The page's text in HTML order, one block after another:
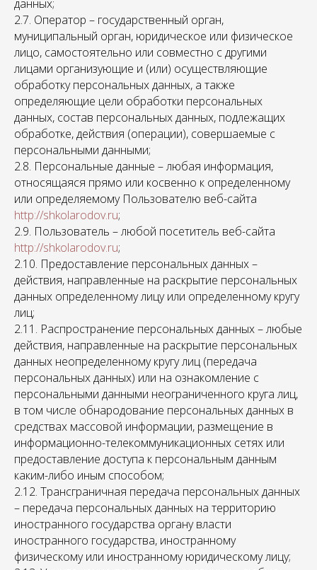
данных;
2.7. Оператор – государственный орган,
муниципальный орган, юридическое или физическое
лицо, самостоятельно или совместно с другими
лицами организующие и (или) осуществляющие
обработку персональных данных, а также
определяющие цели обработки персональных
данных, состав персональных данных, подлежащих
обработке, действия (операции), совершаемые с
персональными данными;
2.8. Персональные данные – любая информация,
относящаяся прямо или косвенно к определенному
или определяемому Пользователю веб-сайта
http://shkolarodov.ru;
2.9. Пользователь – любой посетитель веб-сайта
http://shkolarodov.ru;
2.10. Предоставление персональных данных –
действия, направленные на раскрытие персональных
данных определенному лицу или определенному кругу
лиц;
2.11. Распространение персональных данных – любые
действия, направленные на раскрытие персональных
данных неопределенному кругу лиц (передача
персональных данных) или на ознакомление с
персональными данными неограниченного круга лиц,
в том числе обнародование персональных данных в
средствах массовой информации, размещение в
информационно-телекоммуникационных сетях или
предоставление доступа к персональным данным
каким-либо иным способом;
2.12. Трансграничная передача персональных данных
– передача персональных данных на территорию
иностранного государства органу власти
иностранного государства, иностранному
физическому или иностранному юридическому лицу;